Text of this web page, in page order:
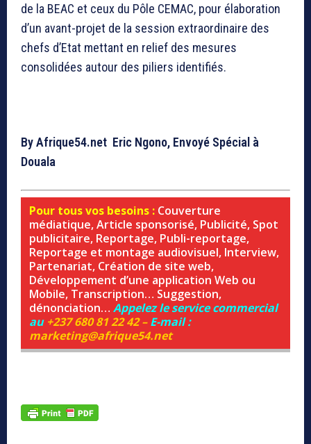
de la BEAC et ceux du Pôle CEMAC, pour élaboration
d’un avant-projet de la session extraordinaire des
chefs d’Etat mettant en relief des mesures
consolidées autour des piliers identifiés.
By Afrique54.net Eric Ngono, Envoyé Spécial à
Douala
Pour tous vos besoins : Couverture
médiatique, Article sponsorisé, Publicité, Spot
publicitaire, Reportage, Publi-reportage,
Reportage et montage audiovisuel, Interview,
Partenariat, Création de site web,
Développement d’une application Web ou
Mobile, Transcription… Suggestion,
dénonciation… Appelez le service commercial
au+237 680 81 22 42 –E-mail :
marketing@afrique54.net